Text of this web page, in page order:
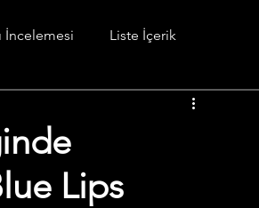
İncelemesi Liste İçerik
Lips